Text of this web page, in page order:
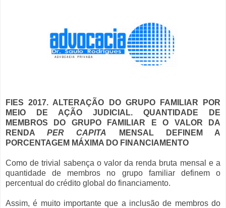
FIES 2017. ALTERAÇÃO DO GRUPO FAMILIAR POR
MEIO DE AÇÃO JUDICIAL. QUANTIDADE DE
MEMBROS DO GRUPO FAMILIAR E O VALOR DA
RENDAPER CAPITA MENSAL DEFINEM A
PORCENTAGEM MÁXIMA DO FINANCIAMENTO
Como de trivial sabença o valor da renda bruta mensal e a
quantidade de membros no grupo familiar definem o
percentual do crédito global do financiamento.
Assim, é muito importante que a inclusão de membros do